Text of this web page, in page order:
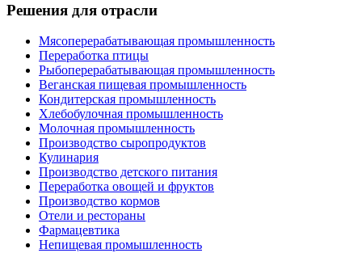
Решения для отрасли
Мясоперерабатывающая промышленность
Переработка птицы
Рыбоперерабатывающая промышленность
Веганская пищевая промышленность
Кондитерская промышленность
Хлебобулочная промышленность
Молочная промышленность
Производство сыропродуктов
Кулинария
Производство детского питания
Переработка овощей и фруктов
Производство кормов
Отели и рестораны
Фармацевтика
Непищевая промышленность